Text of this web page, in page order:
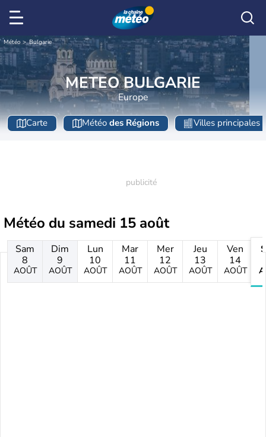
Météo Bulgarie
METEO BULGARIE
Europe
Carte Météo des Régions Villes principales
Météo du samedi 15 août
Sam
8
AOÛT
Dim
9
AOÛT
Lun
10
AOÛT
Mar
11
AOÛT
Mer
12
AOÛT
Jeu
13
AOÛT
Ven
14
AOÛT